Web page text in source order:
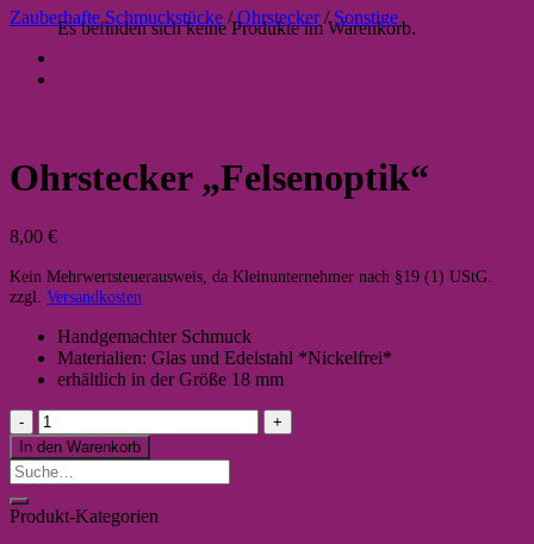
Es befinden sich keine Produkte im Warenkorb.
Zauberhafte Schmuckstücke / Ohrstecker / Sonstige
Ohrstecker „Felsenoptik“
8,00 €
Kein Mehrwertsteuerausweis, da Kleinunternehmer nach §19 (1) UStG.
zzgl. Versandkosten
Handgemachter Schmuck
Materialien: Glas und Edelstahl *Nickelfrei*
erhältlich in der Größe 18 mm
Ohrstecker
"Felsenoptik"
Menge
In den Warenkorb
Suche
nach:
Produkt-Kategorien